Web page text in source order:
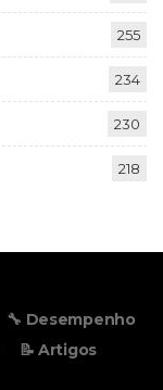
255
234
230
218
🔧 Desempenho
📝 Artigos